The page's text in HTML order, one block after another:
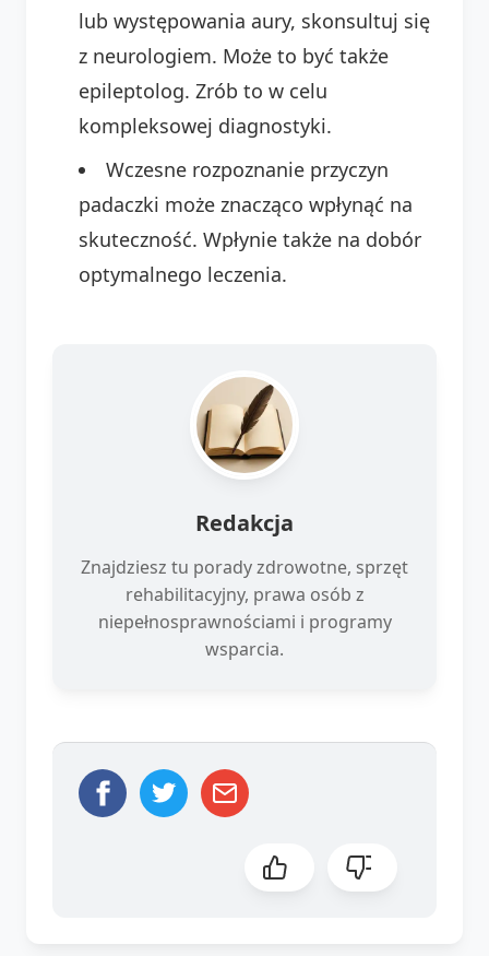
lub występowania aury, skonsultuj się
z neurologiem. Może to być także
epileptolog. Zrób to w celu
kompleksowej diagnostyki.
Wczesne rozpoznanie przyczyn
padaczki może znacząco wpłynąć na
skuteczność. Wpłynie także na dobór
optymalnego leczenia.
Redakcja
Znajdziesz tu porady zdrowotne, sprzęt
rehabilitacyjny, prawa osób z
niepełnosprawnościami i programy
wsparcia.